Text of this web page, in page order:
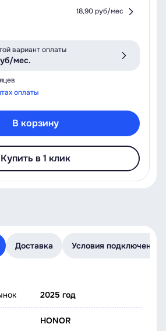
18,90 руб/мес
вариант оплаты
мес.
оплаты
В корзину
Купить в 1 клик
Доставка Условия подключения
2025 год
HONOR